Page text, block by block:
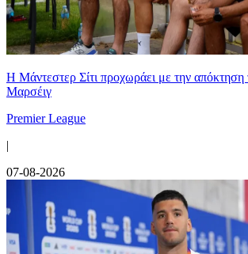
Η Μάντεστερ Σίτι προχωράει με την απόκτηση
Μαρσέιγ
Premier League
|
07-08-2026